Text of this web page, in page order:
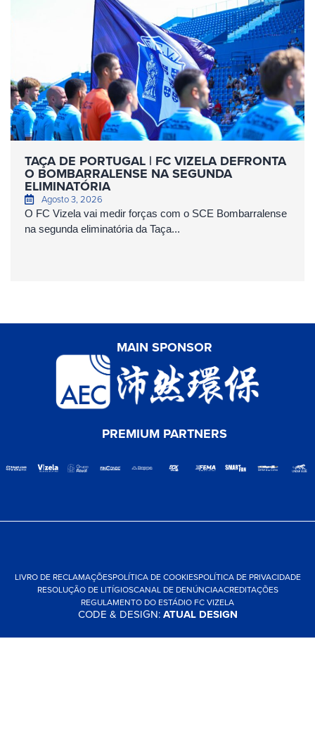
TAÇA DE PORTUGAL | FC VIZELA DEFRONTA
O BOMBARRALENSE NA SEGUNDA
ELIMINATÓRIA
Agosto 3, 2026
O FC Vizela vai medir forças com o SCE Bombarralense
na segunda eliminatória da Taça...
MAIN SPONSOR
PREMIUM PARTNERS
LIVRO DE RECLAMAÇÕESPOLÍTICA DE COOKIESPOLÍTICA DE PRIVACIDADE
RESOLUÇÃO DE LITÍGIOSCANAL DE DENÚNCIAACREDITAÇÕES
REGULAMENTO DO ESTÁDIO FC VIZELA
CODE & DESIGN:ATUAL DESIGN